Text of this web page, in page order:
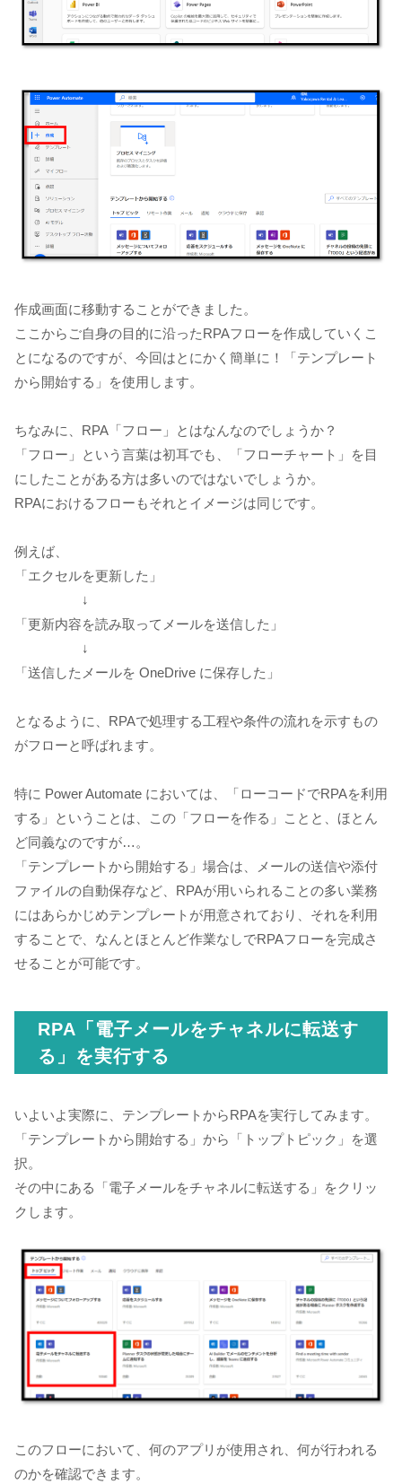
作成画面に移動することができました。
ここからご自身の目的に沿ったRPAフローを作成していくこ
とになるのですが、今回はとにかく簡単に！「テンプレート
から開始する」を使用します。
ちなみに、RPA「フロー」とはなんなのでしょうか？
「フロー」という言葉は初耳でも、「フローチャート」を目
にしたことがある方は多いのではないでしょうか。
RPAにおけるフローもそれとイメージは同じです。
例えば、
「エクセルを更新した」
↓
「更新内容を読み取ってメールを送信した」
↓
「送信したメールを OneDrive に保存した」
となるように、RPAで処理する工程や条件の流れを示すもの
がフローと呼ばれます。
特に Power Automate においては、「ローコードでRPAを利用
する」ということは、この「フローを作る」ことと、ほとん
ど同義なのですが…。
「テンプレートから開始する」場合は、メールの送信や添付
ファイルの自動保存など、RPAが用いられることの多い業務
にはあらかじめテンプレートが用意されており、それを利用
することで、なんとほとんど作業なしでRPAフローを完成さ
せることが可能です。
RPA「電子メールをチャネルに転送す
る」を実行する
いよいよ実際に、テンプレートからRPAを実行してみます。
「テンプレートから開始する」から「トップトピック」を選
択。
その中にある「電子メールをチャネルに転送する」をクリッ
クします。
このフローにおいて、何のアプリが使用され、何が行われる
のかを確認できます。